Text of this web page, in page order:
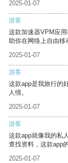
2025-01-07
游客
这款加速器VPM应
助你在网络上自由移
2025-01-07
游客
这款app是我旅行的
人情。
2025-01-07
游客
这款app就像我的私
查找资料，这款app
2025-01-07